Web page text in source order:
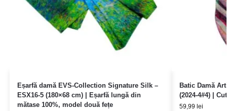
Eșarfă damă EVS-Collection Signature Silk –
ESX16-5 (180×68 cm) | Eșarfă lungă din
mătase 100%, model două fețe
Batic Damă
(2024-4#4) |
59,99 lei